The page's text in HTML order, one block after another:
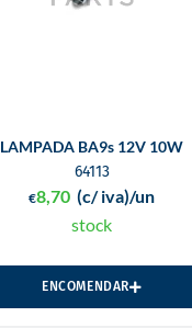
LAMPADA BA9s 12V 10W
64113
€8,70 (c/ iva)/un
stock
ENCOMENDAR